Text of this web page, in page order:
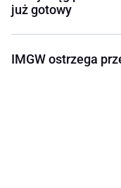
już gotowy
IMGW ostrzega